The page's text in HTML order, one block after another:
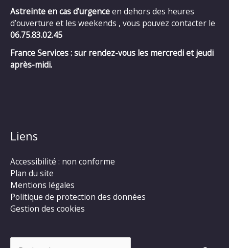
Astreinte en cas d’urgenceen dehors des heures
d’ouverture et les weekends , vous pouvez contacter le
06.75.83.02.45
France Services : sur rendez-vous les mercredi et jeudi
après-midi.
Liens
Accessibilité : non conforme
Plan du site
Mentions légales
Politique de protection des données
Gestion des cookies